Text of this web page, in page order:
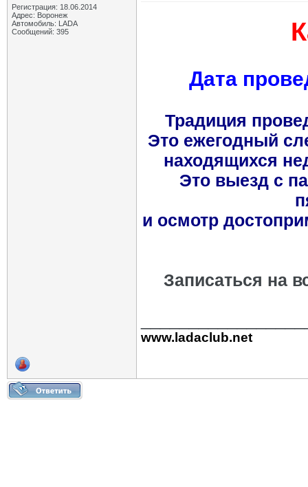
Регистрация: 18.06.2014
Адрес: Воронеж
Автомобиль: LADA
Сообщений: 395
Дата
Традиция
Это ежегодный
находящихся
Это выезд с
и осмотр
Записаться на
www.ladaclub.net